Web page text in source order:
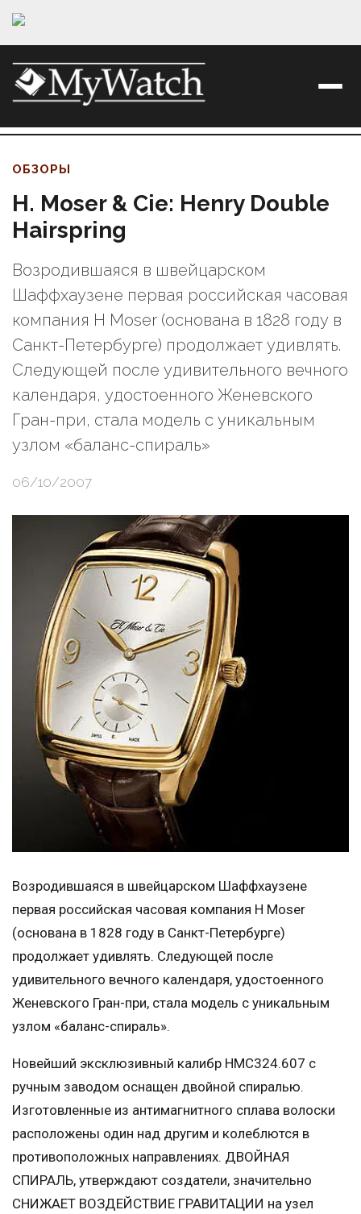
ОБЗОРЫ
H. Moser & Cie: Henry Double
Hairspring
Возродившаяся в швейцарском
Шаффхаузене первая российская часовая
компания H Moser (основана в 1828 году в
Санкт-Петербурге) продолжает удивлять.
Следующей после удивительного вечного
календаря, удостоенного Женевского
Гран-при, стала модель с уникальным
узлом «баланс-спираль»
06/10/2007
Возродившаяся в швейцарском Шаффхаузене
первая российская часовая компания H Moser
(основана в 1828 году в Санкт-Петербурге)
продолжает удивлять. Следующей после
удивительного вечного календаря, удостоенного
Женевского Гран-при, стала модель с уникальным
узлом «баланс-спираль».
Новейший эксклюзивный калибр HMC324.607 с
ручным заводом оснащен двойной спиралью.
Изготовленные из антимагнитного сплава волоски
расположены один над другим и колеблются в
противоположных направлениях. ДВОЙНАЯ
СПИРАЛЬ, утверждают создатели, значительно
СНИЖАЕТ ВОЗДЕЙСТВИЕ ГРАВИТАЦИИ на узел